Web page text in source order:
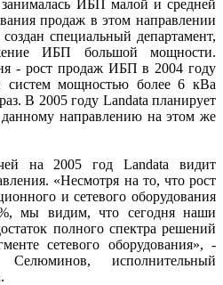
ИБП малой и средней
продаж в этом направлении
специальный департамент,
ИБП большой мощности.
- рост продаж ИБП в 2004 году
систем мощностью более 6 кВа
В 2005 году Landata планирует
направлению на этом же
на 2005 год Landata видит
«Несмотря на то, что рост
и сетевого оборудования
мы видим, что сегодня наши
полного спектра решений
сетевого оборудования», -
исполнительный